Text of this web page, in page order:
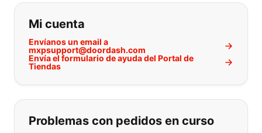
Si no puede encontrar lo que está
Mi cuenta
Envíanos un email a
mxpsupport@doordash.com
Envía el formulario de ayuda del Portal de
Tiendas
Problemas con pedidos en curso